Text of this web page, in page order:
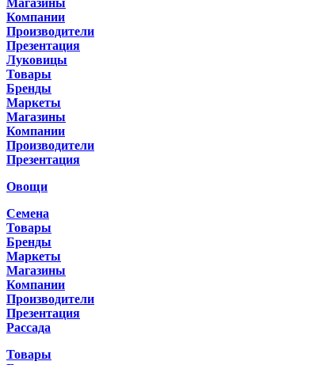
Магазины
Компании
Производители
Презентация
Луковицы
Товары
Бренды
Маркеты
Магазины
Компании
Производители
Презентация
Овощи
Семена
Товары
Бренды
Маркеты
Магазины
Компании
Производители
Презентация
Рассада
Товары